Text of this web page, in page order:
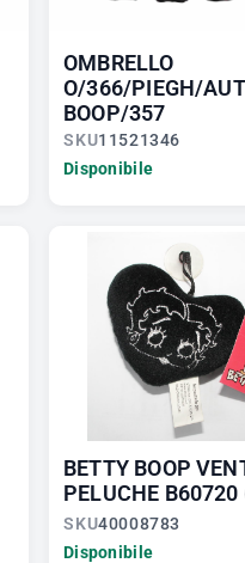
OMBRELLO
O/366/PIEGH/
BOOP/357
SKU11521346
Disponibile
BETTY BOOP
PELUCHE B60720
SKU40008783
Disponibile